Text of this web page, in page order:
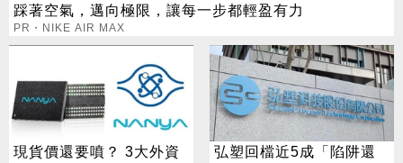
踩著空氣，邁向極限，讓每一步都輕盈有力
PR・NIKE AIR MAX
現貨價還要噴？ 3大外資
弘塑回檔近5成「陷阱還